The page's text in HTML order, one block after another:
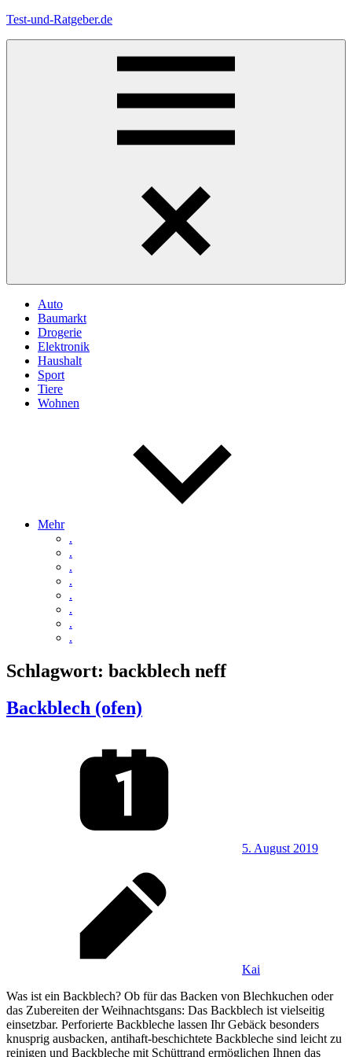
Zum
Test-und-Ratgeber.de
Auto
Baumarkt
Drogerie
Elektronik
Haushalt
Sport
Tiere
Wohnen
Mehr
.
.
.
.
.
.
.
.
Schlagwort: backblech neff
Backblech (ofen)
5. August 2019
Kai
Was ist ein Backblech? Ob für das Backen von Blechkuchen oder
das Zubereiten der Weihnachtsgans: Das Backblech ist vielseitig
einsetzbar. Perforierte Backbleche lassen Ihr Gebäck besonders
knusprig ausbacken, antihaft-beschichtete Backbleche sind leicht zu
reinigen und Backbleche mit Schüttrand ermöglichen Ihnen das